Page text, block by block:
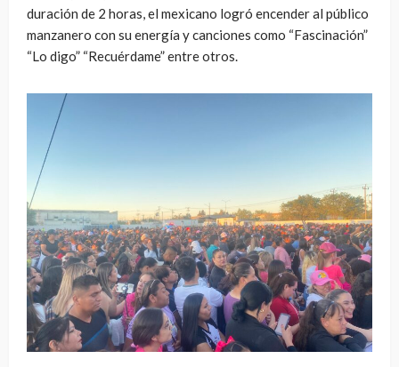
duración de 2 horas, el mexicano logró encender al público
manzanero con su energía y canciones como “Fascinación”
“Lo digo” “Recuérdame” entre otros.